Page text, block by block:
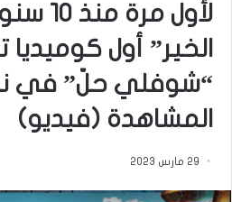
لأول
الخير” أول
“شوفلي حلّ” في
المشاهدة (فيديو)
29 مارس 2023